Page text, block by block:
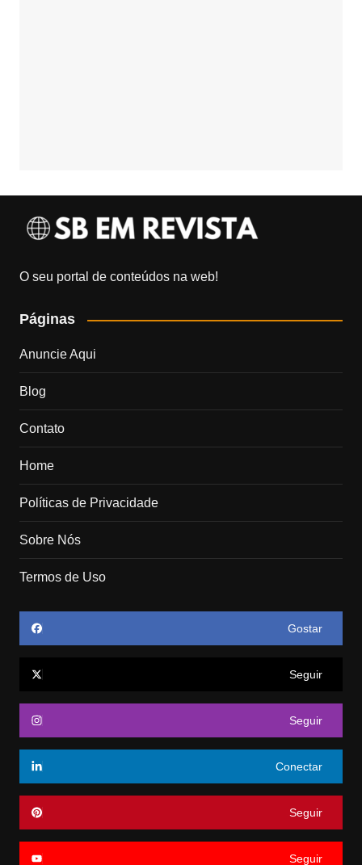
O seu portal de conteúdos na web!
Páginas
Anuncie Aqui
Blog
Contato
Home
Políticas de Privacidade
Sobre Nós
Termos de Uso
Gostar
Seguir
Seguir
Conectar
Seguir
Seguir